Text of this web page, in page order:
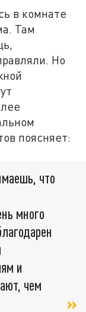
в комнате
Там
Но
поясняет:
что
много
и
чем